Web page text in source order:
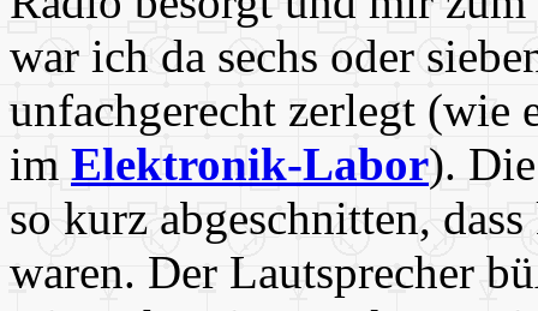
war ich da sechs oder
unfachgerecht zerlegt (wie
im Elektronik-Labor).
so kurz abgeschnitten,
waren. Der Lautsprecher